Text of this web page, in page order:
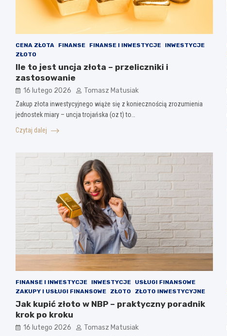
CENA ZŁOTA FINANSE FINANSE I INWESTYCJE
INWESTYCJE
ZŁOTO
Ile to jest uncja złota – przeliczniki i
zastosowanie
16 lutego 2026 Tomasz Matusiak
Zakup złota inwestycyjnego wiąże się z koniecznością zrozumienia
jednostek miary – uncja trojańska (oz t) to…
Czytaj dalej
FINANSE I INWESTYCJE INWESTYCJE
USŁUGI FINANSOWE
ZAKUPY I USŁUGI FINANSOWE
ZŁOTO ZŁOTO INWESTYCYJNE
Jak kupić złoto w NBP – praktyczny poradnik
krok po kroku
16 lutego 2026 Tomasz Matusiak